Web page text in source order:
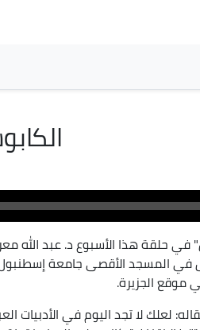
في حلقة هذا الأسبوع د. عبد
في المسجد الأقصى جامعة
موقع الجزيرة.
لعلك لا تجد اليوم في الأدبيات